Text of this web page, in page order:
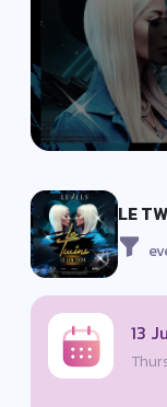
LE
13